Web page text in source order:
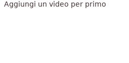
Aggiungi un video per primo